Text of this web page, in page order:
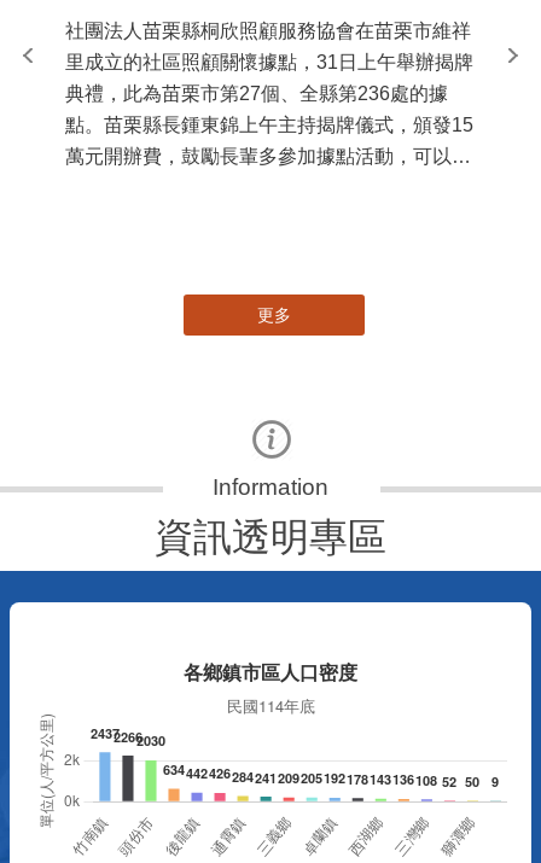
社團法人苗栗縣桐欣照顧服務協會在苗栗市維祥
里成立的社區照顧關懷據點，31日上午舉辦揭牌
典禮，此為苗栗市第27個、全縣第236處的據
點。苗栗縣長鍾東錦上午主持揭牌儀式，頒發15
萬元開辦費，鼓勵長輩多參加據點活動，可以更
苗
更多
資訊透明專區